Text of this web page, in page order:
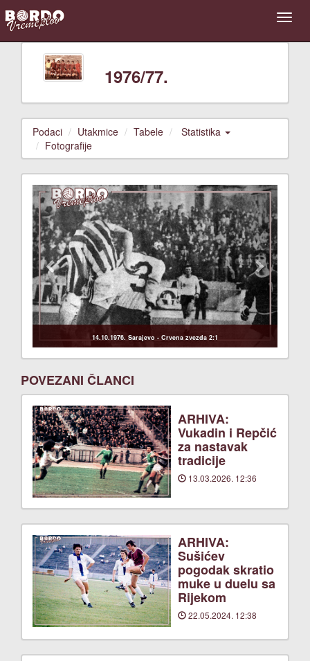
1976/77.
Podaci Utakmice Tabele
Statistika
Fotografije
14.10.1976. Sarajevo - Crvena zvezda 2:1
Previous Next
POVEZANI ČLANCI
ARHIVA:
Vukadin i Repčić
za nastavak
tradicije
13.03.2026. 12:36
ARHIVA:
Sušićev
pogodak skratio
muke u duelu sa
Rijekom
22.05.2024. 12:38